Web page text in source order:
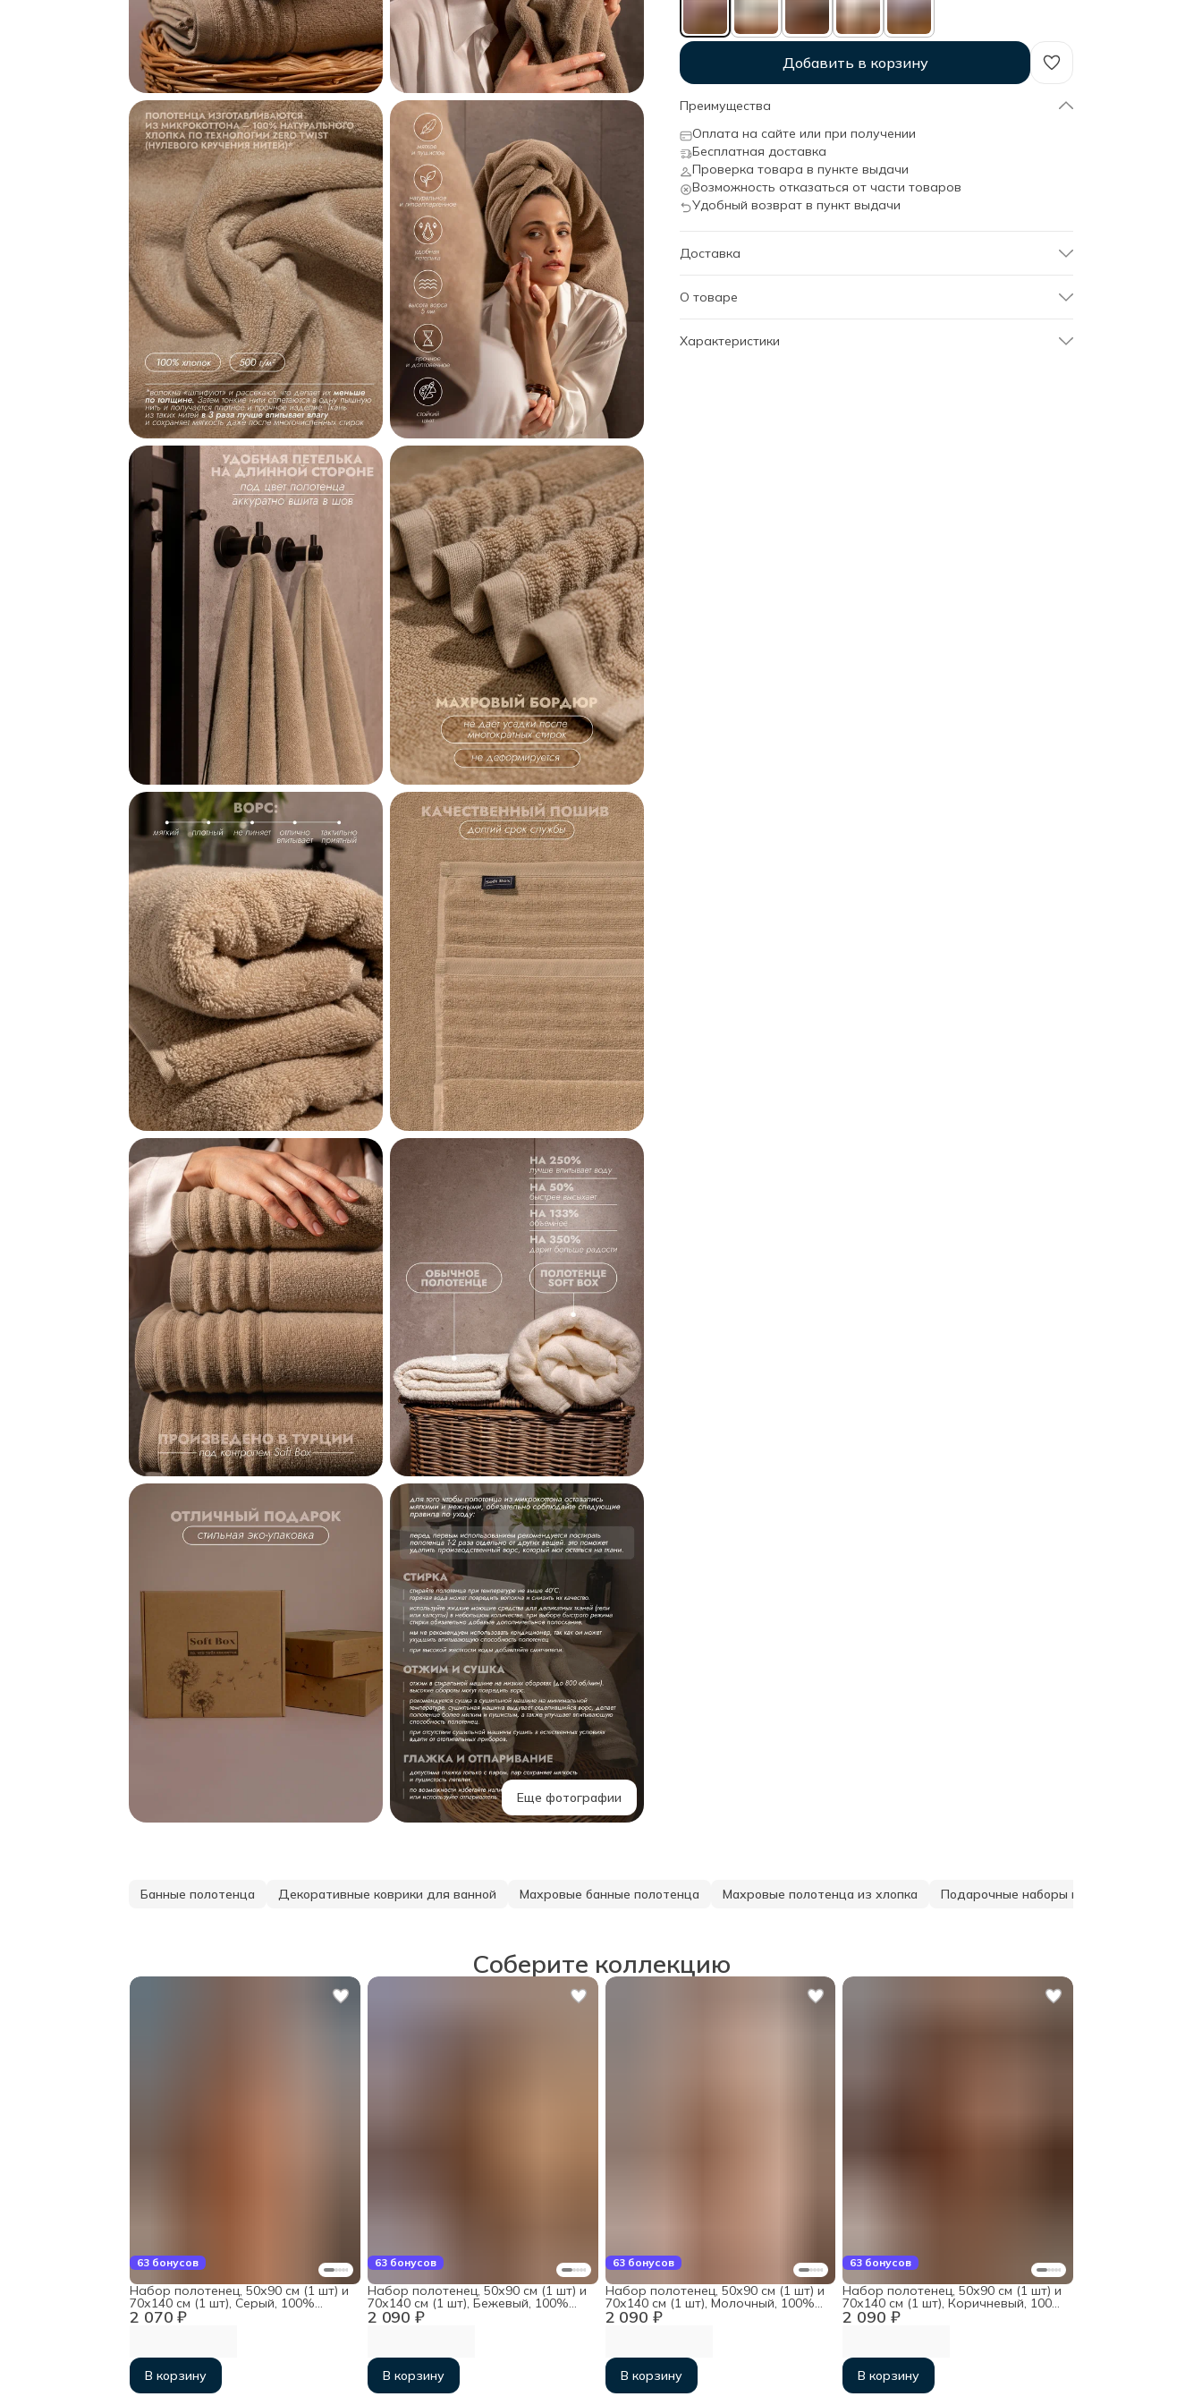
Еще фотографии
Добавить в корзину
Преимущества
Оплата на сайте или при получении
Бесплатная доставка
Проверка товара в пункте выдачи
Возможность отказаться от части товаров
Удобный возврат в пункт выдачи
Доставка
О товаре
Набор: полотенца 70х140 - 2 шт
Характеристики
Банные полотенца Декоративные коврики для ванной Махровые банные полотенца Махровые полотенца из хлопка Подарочные наборы полотенец
Соберите коллекцию
63 бонусов
2 070 ₽
Набор полотенец, 50х90 см (1 шт) и
70х140 см (1 шт), Серый, 100%
хлопок
В корзину
63 бонусов
2 090 ₽
Набор полотенец, 50х90 см (1 шт) и
70х140 см (1 шт), Бежевый, 100%
хлопок
В корзину
63 бонусов
2 090 ₽
Набор полотенец, 50х90 см (1 шт) и
70х140 см (1 шт), Молочный, 100%
хлопок
В корзину
63 бонусов
2 090 ₽
Набор полотенец, 50х90 см (1 шт) и
70х140 см (1 шт), Коричневый, 100%
хлопок
В корзину